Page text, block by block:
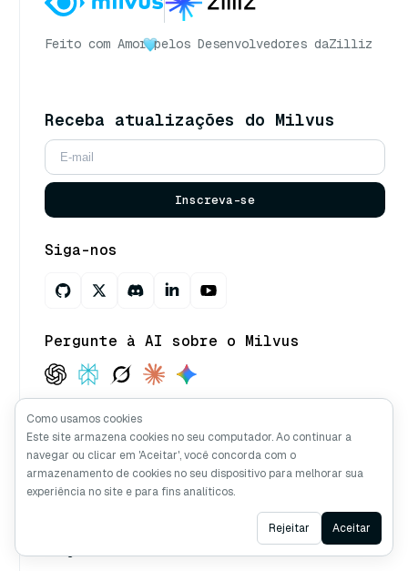
Feito com Amor pelos Desenvolvedores daZilliz
Receba atualizações do Milvus
Inscreva-se
Siga-nos
Pergunte à AI sobre o Milvus
Copyright © Milvus. 2026 Todos os direitos
reservados.
Recursos Tutoriais
Bootcamps
Ask AI
Como usamos cookies
Este site armazena cookies no seu computador. Ao continuar a
navegar ou clicar em 'Aceitar', você concorda com o
armazenamento de cookies no seu dispositivo para melhorar sua
experiência no site e para fins analíticos.
Rejeitar Aceitar